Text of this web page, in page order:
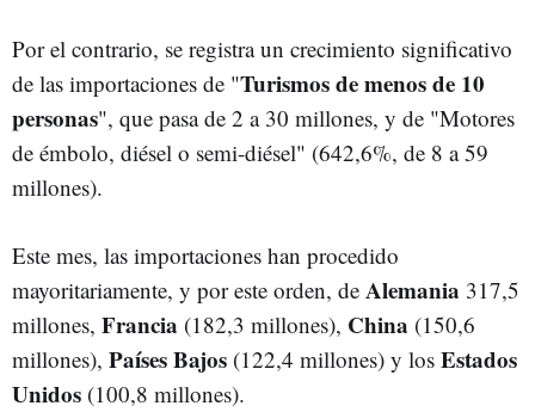
Por el contrario, se registra un crecimiento significativo
de las importaciones de "Turismos de menos de 10
personas", que pasa de 2 a 30 millones, y de "Motores
de émbolo, diésel o semi-diésel" (642,6%, de 8 a 59
millones).
Este mes, las importaciones han procedido
mayoritariamente, y por este orden, de Alemania 317,5
millones, Francia (182,3 millones), China (150,6
millones), Países Bajos (122,4 millones) y los Estados
Unidos (100,8 millones).